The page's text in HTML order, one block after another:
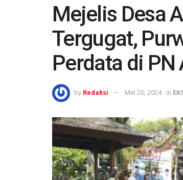
Mejelis Desa
Tergugat,
Perdata di PN
by Redaksi Mei 20, 2024 in